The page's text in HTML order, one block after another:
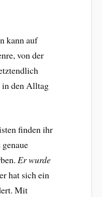
kann auf
von der
in den Alltag
finden ihr
Er wurde
hat sich ein
Mit